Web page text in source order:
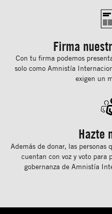
Firma
Con tu ﬁrma podemos
solo como Amnistía
exigen un
Hazte
Además de donar, las personas
cuentan con voz y voto para
gobernanza de Amnistía